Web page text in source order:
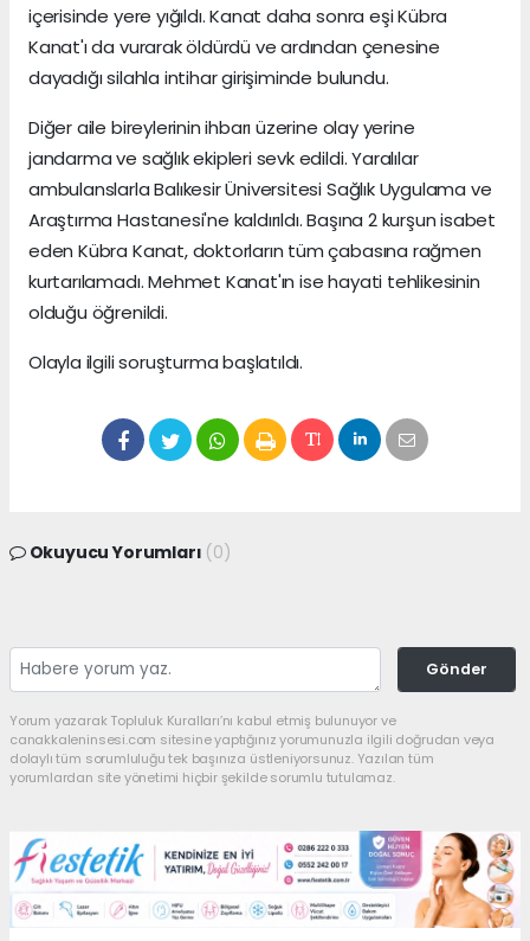
içerisinde yere yığıldı. Kanat daha sonra eşi Kübra
Kanat'ı da vurarak öldürdü ve ardından çenesine
dayadığı silahla intihar girişiminde bulundu.
Diğer aile bireylerinin ihbarı üzerine olay yerine
jandarma ve sağlık ekipleri sevk edildi. Yaralılar
ambulanslarla Balıkesir Üniversitesi Sağlık Uygulama ve
Araştırma Hastanesi'ne kaldırıldı. Başına 2 kurşun isabet
eden Kübra Kanat, doktorların tüm çabasına rağmen
kurtarılamadı. Mehmet Kanat'ın ise hayati tehlikesinin
olduğu öğrenildi.
Olayla ilgili soruşturma başlatıldı.
Okuyucu Yorumları (0)
Gönder
Yorum yazarak Topluluk Kuralları’nı kabul etmiş bulunuyor ve
canakkaleninsesi.com sitesine yaptığınız yorumunuzla ilgili doğrudan veya
dolaylı tüm sorumluluğu tek başınıza üstleniyorsunuz. Yazılan tüm
yorumlardan site yönetimi hiçbir şekilde sorumlu tutulamaz.